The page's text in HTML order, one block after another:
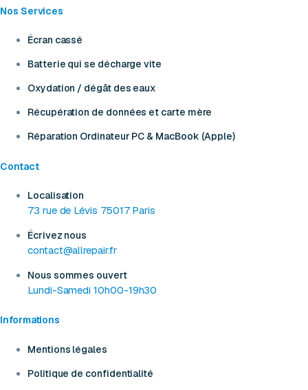
Nos Services
Écran cassé
Batterie qui se décharge vite
Oxydation / dégât des eaux
Récupération de données et carte mère
Réparation Ordinateur PC & MacBook (Apple)
Contact
Localisation
73 rue de Lévis 75017 Paris
Écrivez nous
contact@allrepair.fr
Nous sommes ouvert
Lundi-Samedi 10h00-19h30
Informations
Mentions légales
Politique de confidentialité